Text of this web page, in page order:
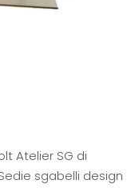
Atelier SG di
sgabelli design